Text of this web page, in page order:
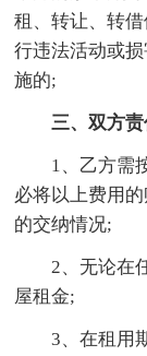
租、转让、转
行违法活动或
施的;
三、双方
1、乙方需
必将以上费用
的交纳情况;
2、无论在
屋租金;
3、在租用